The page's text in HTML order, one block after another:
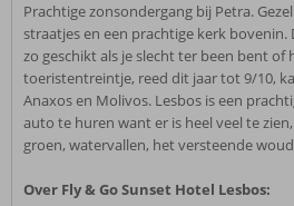
Prachtige zonsondergang bij Petra.
straatjes en een prachtige kerk bovenin.
zo geschikt als je slecht ter been bent
toeristentreintje, reed dit jaar tot 9/10,
Anaxos en Molivos. Lesbos is een
auto te huren want er is heel veel te
groen, watervallen, het versteende
Over Fly & Go Sunset Hotel Lesbos: